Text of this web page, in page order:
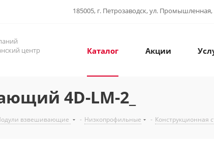
185005, г. Петрозаводск, ул.
центр
Каталог Акции
4D-LM-2_
взвешивающие - Низкопрофильные - Конструкционная